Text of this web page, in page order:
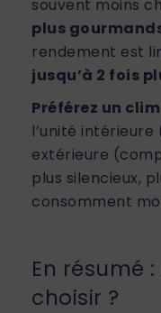
souvent moins
plus
rendement est
jusqu’à 2 fois
Préférez un
l’unité intérieure
extérieure
plus silencieux,
consomment
En résumé
choisir ?